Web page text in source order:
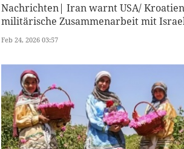
Nachrichten| Iran warnt USA/
militärische Zusammenarbeit mit
Feb 24, 2026 03:57